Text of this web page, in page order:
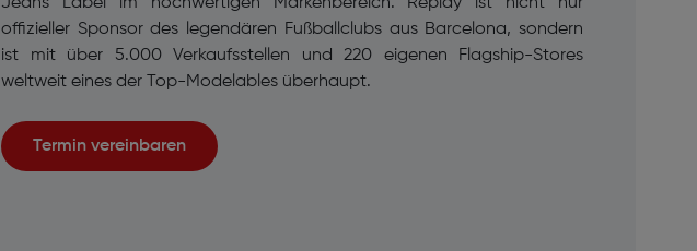
offizieller Sponsor des legendären Fußballclubs aus Barcelona, sondern
ist mit über 5.000 Verkaufsstellen und 220 eigenen Flagship-Stores
weltweit eines der Top-Modelables überhaupt.
Termin vereinbaren